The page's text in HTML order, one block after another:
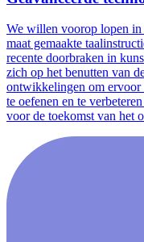
We willen voorop lopen in
maat gemaakte
recente doorbraken in
zich op het benutten van
ontwikkelingen om ervoor
te oefenen en te
voor de toekomst van het